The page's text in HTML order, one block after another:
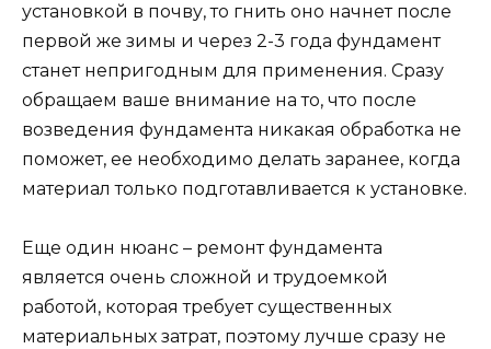
установкой в почву, то гнить оно начнет после
первой же зимы и через 2-3 года фундамент
станет непригодным для применения. Сразу
обращаем ваше внимание на то, что после
возведения фундамента никакая обработка не
поможет, ее необходимо делать заранее, когда
материал только подготавливается к установке.
Еще один нюанс – ремонт фундамента
является очень сложной и трудоемкой
работой, которая требует существенных
материальных затрат, поэтому лучше сразу не